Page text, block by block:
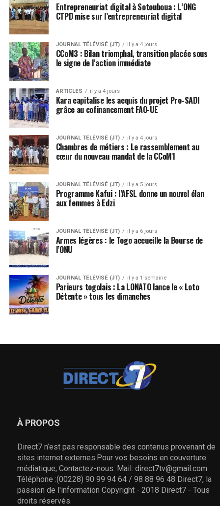
Entrepreneuriat digital à Sotouboua : L’ONG
CTPD mise sur l’entrepreneuriat digital
JOURNAL TÉLÉVISÉ (JT) il y a 4 jours
CCoM3 : Bilan triomphal, transition placée sous
le signe de l’action immédiate
ARTICLES il y a 4 jours
Kara capitalise les acquis du projet Pro-SADI
grâce au cofinancement FAO-UE
JOURNAL TÉLÉVISÉ (JT) il y a 4 jours
Chambres de métiers : Le rassemblement au
cœur du nouveau mandat de la CCoM1
JOURNAL TÉLÉVISÉ (JT) il y a 5 jours
Programme Kafui : l’AFSL donne un nouvel élan
aux femmes à Edzi
JOURNAL TÉLÉVISÉ (JT) il y a 6 jours
Armes légères : le Togo accueille la Bourse de
l’ONU
JOURNAL TÉLÉVISÉ (JT) il y a 1 semaine
Parieurs togolais : La LONATO lance le « Loto
Détente » tous les dimanches
À PROPOS
Direct7 n’est pas responsable des contenus provenant de
sites internet externes.Pour vos besoins en couverture
médiatique, Contactez-nous: Mail: direct7tv@gmail.com
Téléphone :(00228) 90 99 94 64 / 98 88 96 48 Direct7, la
passion de l'information Copyright - 2018 Direct7 - Tous
droits réservés.